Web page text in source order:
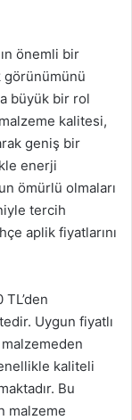
önemli bir
görünümünü
büyük bir rol
kalitesi,
geniş bir
enerji
ömürlü olmaları
tercih
aplik fiyatlarını
Uygun fiyatlı
kaliteli
Bu
malzeme